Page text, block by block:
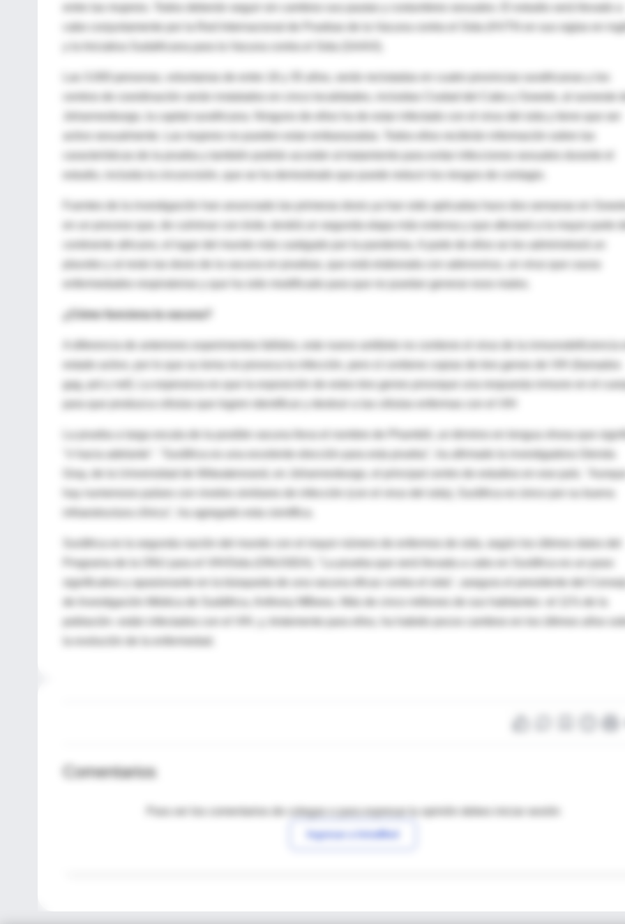
entre las mujeres. Todos deberán seguir sin cambios sus pautas y costumbres sexuales. El estudio será llevado a
cabo conjuntamente por la Red Internacional de Pruebas de la Vacuna contra el Sida (HVTN en sus siglas en
Johannesburgo, la capital surafricana. Ninguno de ellos ha de estar infectado con el virus del sida y tiene que ser
estudio, incluida la circuncisión, que se ha demostrado que puede reducir los riesgos de contagio.
Fuentes de la investigación han anunciado las primeras dosis ya han sido aplicadas hace dos semanas en
en un proceso que, de culminar con éxito, tendrá un segunda etapa más extensa y que afectará a la mayor parte
continente africano, el lugar del mundo más castigado por la pandemia. A parte de ellos se les administrará un
enfermedades respiratorias y que ha sido modificado para que no puedan generar esos males.
¿Cómo funciona la vacuna?
estado activo, por lo que su toma no provoca la infección, pero sí contiene copias de tres genes de VIH (llamados
gag, pol y nef). La esperanza es que la exposición de estos tres genes provoque una respuesta inmune en el
para que produzca células que logren identificar y destruir a las células enfermas con el VIH
La prueba a larga escala de la posible vacuna lleva el nombre de Phambili, un término en lengua xhosa que
"ir hacia adelante". "Suráfrica es una excelente elección para esta prueba", ha afirmado la investigadora Glenda
Gray, de la Universidad de Witwatersrand, en Johannesburgo, el principal centro de estudios en ese país.
infraestructura clínica", ha agregado esta científica.
Suráfrica es la segunda nación del mundo con el mayor número de enfermos de sida, según los últimos datos del
Programa de la ONU para el VIH/Sida (ONUSIDA). "La prueba que será llevada a cabo en Suráfrica es un paso
significativo y apasionante en la búsqueda de una vacuna eficaz contra el sida", asegura el presidente del
de Investigación Médica de Sudáfrica, Anthony MBewu. Más de cinco millones de sus habitantes -el 11% de la
Comentarios
Para ver los comentarios de colegas o para expresar tu opinión debes iniciar sesión
Ingresar a IntraMed